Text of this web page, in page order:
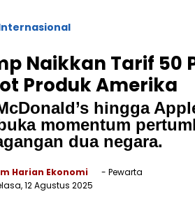
Naikkan Tarif 50
Produk Amerika
hingga
momentum
dua negara.
Harian Ekonomi
- Pewarta
12 Agustus 2025